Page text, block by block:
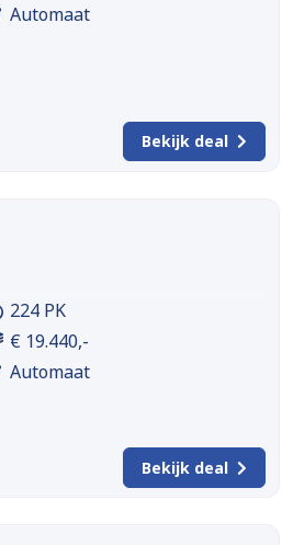
Automaat
Bekijk deal
224 PK
€ 19.440,-
Automaat
Bekijk deal